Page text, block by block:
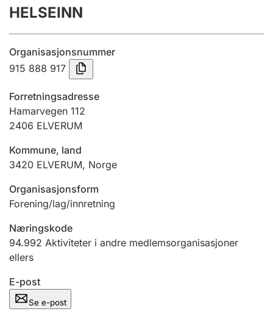
Årsregnskap
Innsending og forsinkelsesgebyr
Tinglysing
Jeger
Ektepaktveileder
Offentlig sektor
Andre tema
HELSEINN
Organisasjonsnummer
915 888 917
Forretningsadresse
Hamarvegen 112
2406 ELVERUM
Kommune, land
3420 ELVERUM, Norge
Organisasjonsform
Forening/lag/innretning
Næringskode
94.992 Aktiviteter i andre medlemsorganisasjoner
ellers
E-post
Se e-post